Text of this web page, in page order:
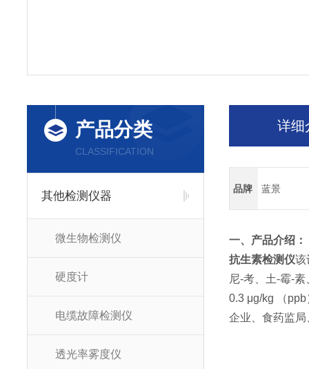
产品分类
CLASSIFICATION
其他检测仪器
微生物检测仪
硬度计
电缆故障检测仪
透光率雾度仪
详细
品牌 蓝景
一、产品介绍：
抗生素检测仪该
尼-考、土-霉-
0.3 μg/kg （
企业、食药监